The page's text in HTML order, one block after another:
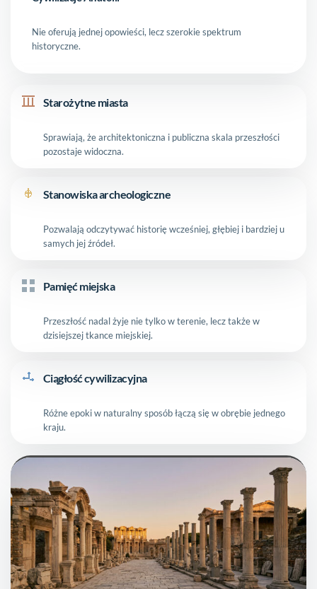
Nie oferują jednej opowieści, lecz szerokie spektrum
historyczne.
Starożytne miasta
Sprawiają, że architektoniczna i publiczna skala przeszłości
pozostaje widoczna.
Stanowiska archeologiczne
Pozwalają odczytywać historię wcześniej, głębiej i bardziej u
samych jej źródeł.
Pamięć miejska
Przeszłość nadal żyje nie tylko w terenie, lecz także w
dzisiejszej tkance miejskiej.
Ciągłość cywilizacyjna
Różne epoki w naturalny sposób łączą się w obrębie jednego
kraju.